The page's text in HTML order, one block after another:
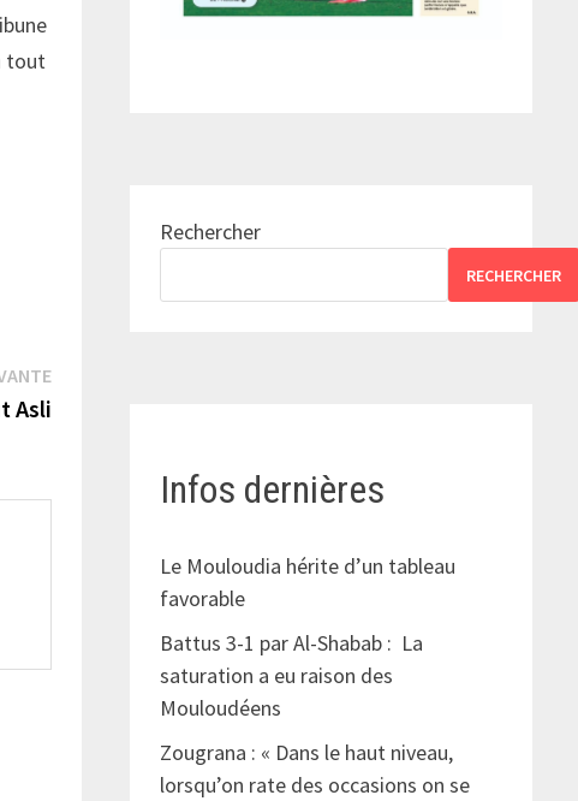
tout
Publication
suivante :
Asli
Rechercher
RECHERCHER
Infos dernières
Le Mouloudia hérite d’un tableau
favorable
Battus 3-1 par Al-Shabab : La
saturation a eu raison des
Mouloudéens
Zougrana : « Dans le haut niveau,
lorsqu’on rate des occasions on se